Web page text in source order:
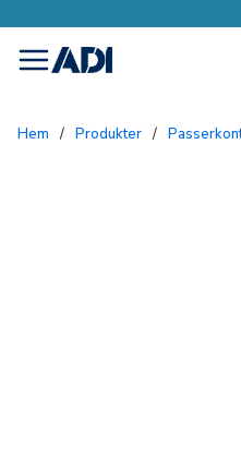
menu
Hem / Produkter /